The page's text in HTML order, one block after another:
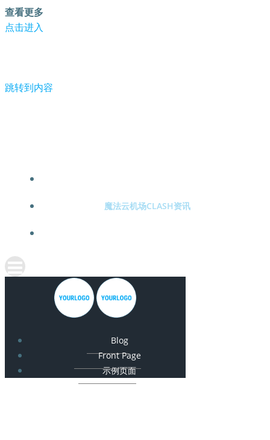
查看更多
点击进入
跳转到内容
魔法云机场CLASH资讯
Blog
Front Page
示例页面